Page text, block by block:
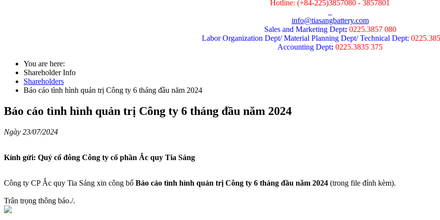
Hotline: (+84-225)3857080 - 3857801
info@tiasangbattery.com
Sales and Marketing Dept: 0225.3857 080
Labor Organization Dept/ Material Planning Dept/ Technical Dept:
Accounting Dept: 0225.3835 375
You are here:
Shareholder Info
Shareholders
Báo cáo tình hình quản trị Công ty 6 tháng đầu năm 2024
Báo cáo tình hình quản trị Công ty 6 tháng đầu năm 2024
Ngày 23/07/2024
Kính gửi: Quý cổ đông Công ty cổ phần Ắc quy Tia Sáng
Công ty CP Ắc quy Tia Sáng xin công bố Báo cáo tình hình quản trị Công ty 6 tháng đầu năm 2024 (trong file đính kèm).
Trân trọng thông báo./.